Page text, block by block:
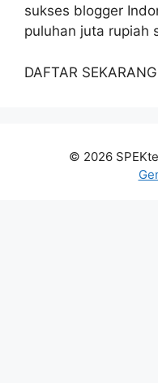
sukses blogger
puluhan juta rupiah
DAFTAR SEKARANG
© 2026